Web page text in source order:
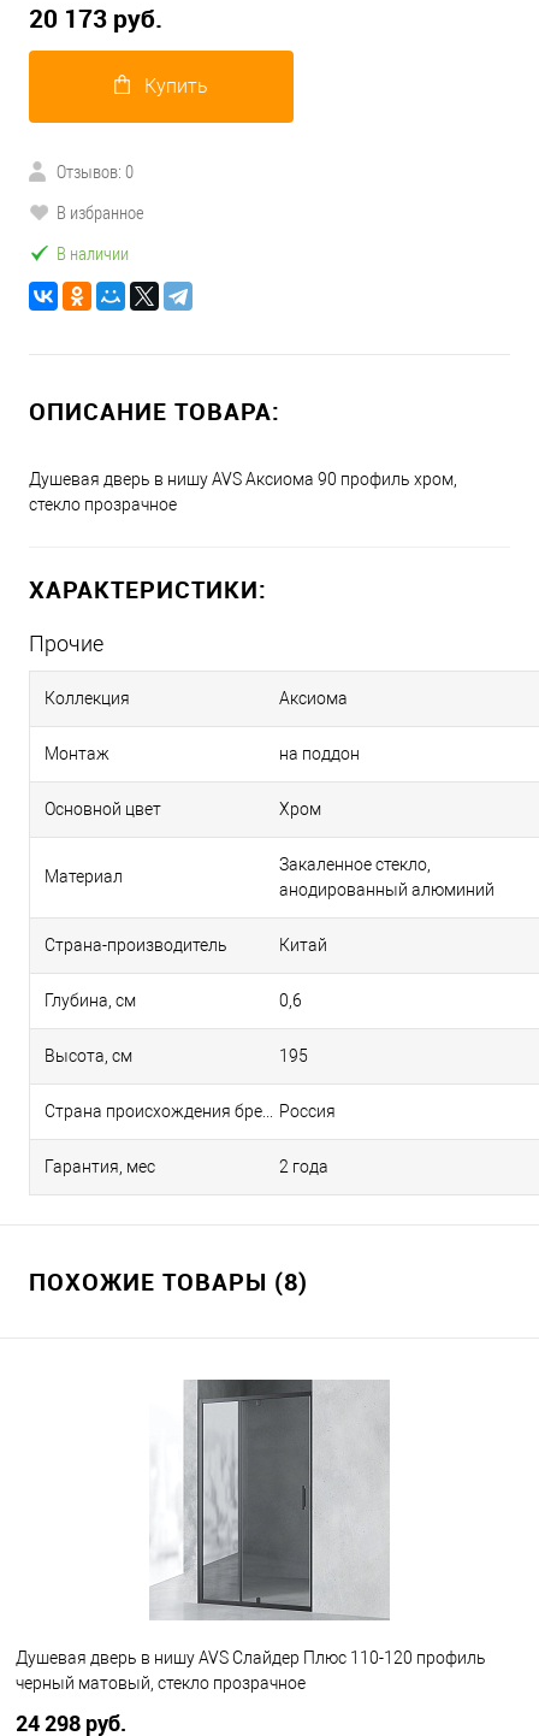
20 173 руб.
Купить
Отзывов: 0
В избранное
В наличии
ОПИСАНИЕ ТОВАРА:
Душевая дверь в нишу AVS Аксиома 90 профиль хром,
стекло прозрачное
ХАРАКТЕРИСТИКИ:
Прочие
Коллекция Аксиома
Монтаж на поддон
Основной цвет Хром
Материал
Закаленное стекло,
анодированный алюминий
Страна-производитель Китай
Глубина, см 0,6
Высота, см 195
Россия
Гарантия, мес 2 года
ПОХОЖИЕ ТОВАРЫ (8)
Душевая дверь в нишу AVS Слайдер Плюс 110-120 профиль
черный матовый, стекло прозрачное
24 298 руб.